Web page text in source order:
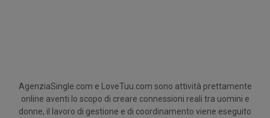
AgenziaSingle.com e LoveTuu.com sono attività prettamente
online aventi lo scopo di creare connessioni reali tra uomini e
donne, il lavoro di gestione e di coordinamento viene eseguito